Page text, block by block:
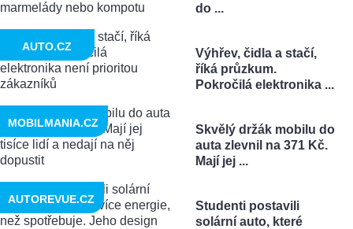
do ...
Výhřev, čidla a stačí,
říká průzkum.
Pokročilá elektronika ...
AUTO.CZ
Skvělý držák mobilu do
auta zlevnil na 371 Kč.
Mají jej ...
MOBILMANIA.CZ
Studenti postavili
solární auto, které
AUTOREVUE.CZ